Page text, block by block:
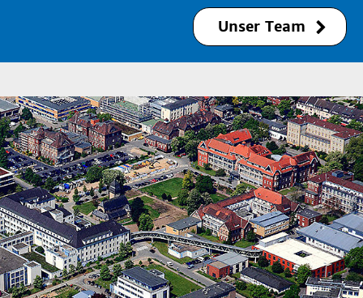
Dr. med. Marc
Rehlinghaus
Oberarzt
Marc.Rehlinghaus@med.uni-
duesseldorf.de
Unser Team